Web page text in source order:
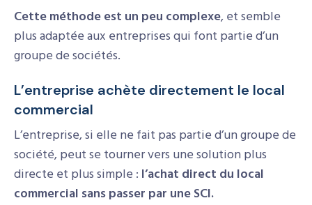
Cette méthode est un peu complexe, et semble
plus adaptée aux entreprises qui font partie d’un
groupe de sociétés.
L’entreprise achète directement le local
commercial
L’entreprise, si elle ne fait pas partie d’un groupe de
société, peut se tourner vers une solution plus
directe et plus simple : l’achat direct du local
commercial sans passer par une SCI.